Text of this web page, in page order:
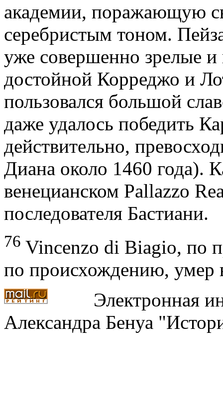
академии, поражающую
серебристым тоном.
уже совершенно зрелые
достойной Корреджо и
пользовался большой
даже удалось победить
действительно,
Диана около 1460 года).
венецианском Pallazzo
последователя Бастиани.
76 Vincenzo di Biagio, по
по происхождению, умер
Электронная
Александра Бенуа